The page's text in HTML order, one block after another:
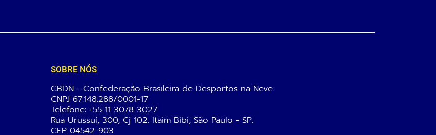
SOBRE NÓS
CBDN - Confederação Brasileira de Desportos na Neve.
CNPJ 67.148.288/0001-17
Telefone: +55 11 3078 3027
Rua Urussuí, 300, Cj 102. Itaim Bibi, São Paulo - SP.
CEP 04542-903